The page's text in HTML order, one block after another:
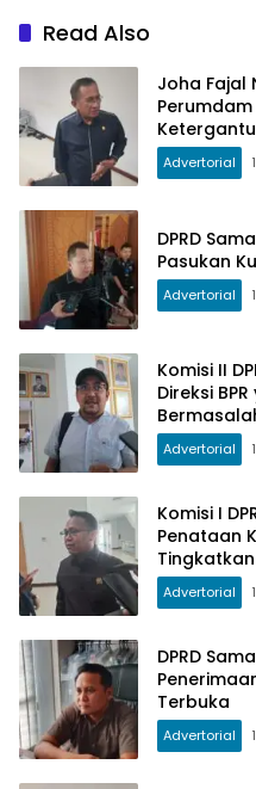
Read Also
Joha Fajal
Advertorial
DPRD
Pasukan
Advertorial
Komisi II
Direksi
Advertorial
Komisi I
Penataan
Tingkatkan
Advertorial
DPRD
Terbuka
Advertorial